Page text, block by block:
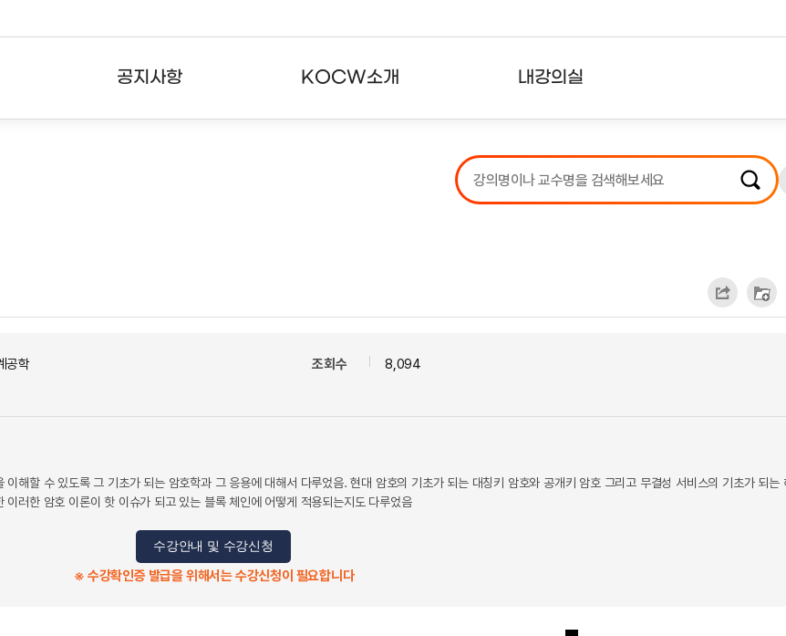
공지사항 KOCW소개 내강의실
강의리스트
수강확인증강의
공학
조회수 8,094
이해할 수 있도록 그 기초가 되는 암호학과 그 응용에 대해서 다루었음. 현대 암호의 기초가 되는 대칭키 암호와 공개키 암호 그리고 무결성 서비스의 기초가 되는
이러한 암호 이론이 핫 이슈가 되고 있는 블록 체인에 어떻게 적용되는지도 다루었음
수강안내 및 수강신청
※ 수강확인증 발급을 위해서는 수강신청이 필요합니다